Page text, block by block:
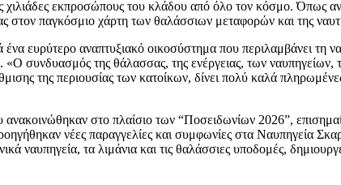
χιλιάδες εκπροσώπους του κλάδου από όλο τον κόσμο. Όπως
στον παγκόσμιο χάρτη των θαλάσσιων μεταφορών και της
ευρύτερο αναπτυξιακό οικοσύστημα που περιλαμβάνει τη
«Ο συνδυασμός της θάλασσας, της ενέργειας, των
της περιουσίας των κατοίκων, δίνει πολύ καλά
ανακοινώθηκαν στο πλαίσιο των “Ποσειδωνίων 2026”,
νέες παραγγελίες και συμφωνίες στα Ναυπηγεία
ναυπηγεία, τα λιμάνια και τις θαλάσσιες υποδομές,